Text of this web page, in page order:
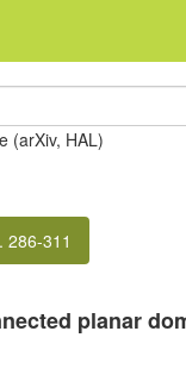
(arXiv, HAL)
286-311
planar